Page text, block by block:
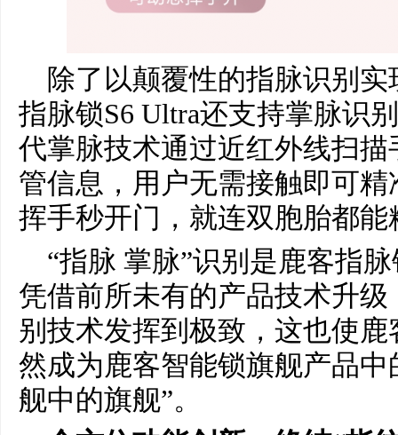
除了以颠覆性的指脉识别
指脉锁S6 Ultra还支持掌脉识
代掌脉技术通过近红外线扫
管信息，用户无需接触即可
挥手秒开门，就连双胞胎都能
“指脉 掌脉”识别是鹿客指
凭借前所未有的产品技术升
别技术发挥到极致，这也使鹿
然成为鹿客智能锁旗舰产品
舰中的旗舰”。